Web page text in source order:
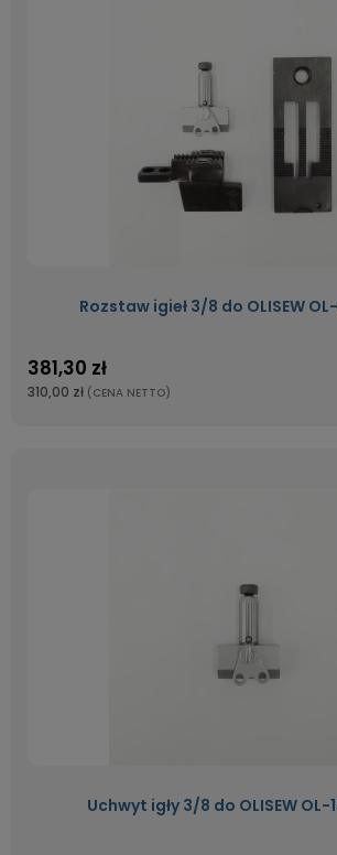
Rozstaw igieł 3/8 do OLISEW
381,30 zł
310,00 zł (CENA NETTO)
Uchwyt igły 3/8 do OLISEW OL-